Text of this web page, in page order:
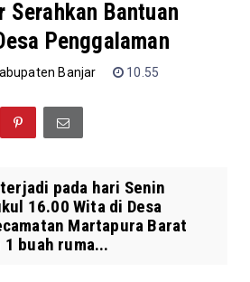
Serahkan Bantuan
Penggalaman
Banjar 10.55
pada hari Senin
16.00 Wita di Desa
Martapura Barat
buah ruma...